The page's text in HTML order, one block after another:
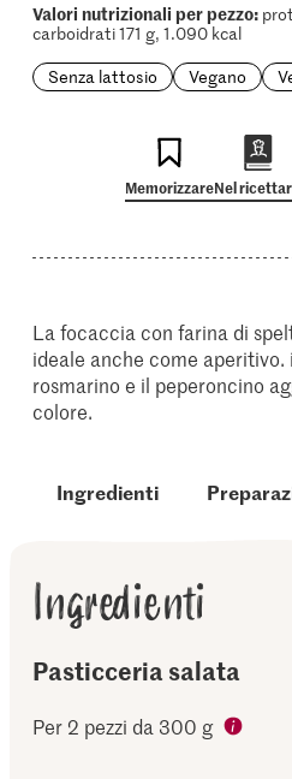
Valori nutrizionali per pezzo:
carboidrati 171 g, 1.090 kcal
Senza lattosio
Vegano
MemorizzareNel
La focaccia con farina di
ideale anche come aperitivo.
rosmarino e il peperoncino
colore.
Ingredienti
Ingredienti
Pasticceria salata
Per 2 pezzi da 300 g